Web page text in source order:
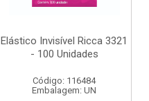
Elástico Invisível Ricca 3321
- 100 Unidades
Código: 116484
Embalagem: UN